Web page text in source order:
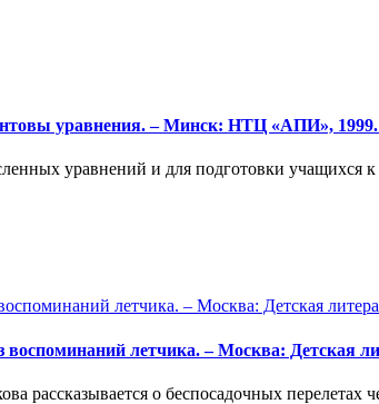
уравнения. – Минск: НТЦ «АПИ», 1999.
уравнений и для подготовки учащихся
летчика. – Москва: Детская
рассказывается о беспосадочных